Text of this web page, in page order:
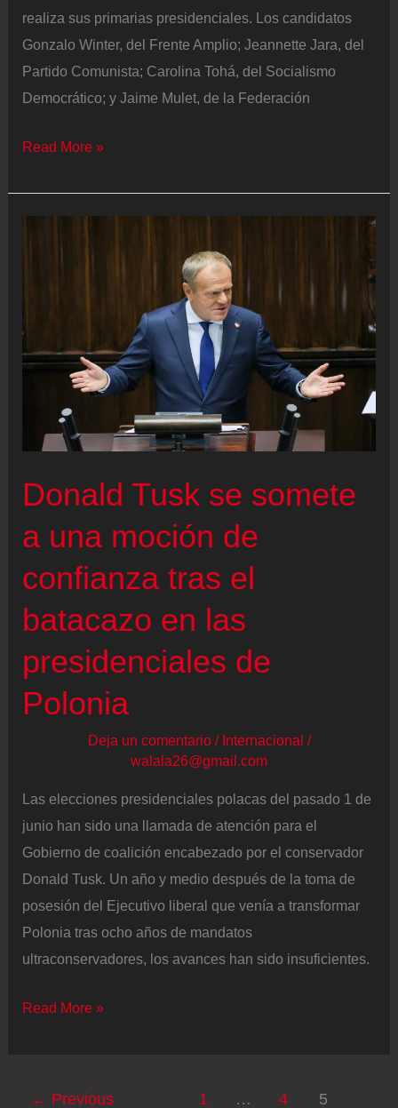
realiza sus primarias presidenciales. Los candidatos
Gonzalo Winter, del Frente Amplio; Jeannette Jara, del
Partido Comunista; Carolina Tohá, del Socialismo
Democrático; y Jaime Mulet, de la Federación
Elecciones
presidenciales
vivo
|
“Tengo
de
el
sector
va
estar
detrás
Read More »
Donald Tusk se somete
a una moción de
confianza tras el
batacazo en las
presidenciales de
Polonia
Deja un comentario / Internacional /
walala26@gmail.com
Las elecciones presidenciales polacas del pasado 1 de
junio han sido una llamada de atención para el
Gobierno de coalición encabezado por el conservador
Donald Tusk. Un año y medio después de la toma de
posesión del Ejecutivo liberal que venía a transformar
Polonia tras ocho años de mandatos
ultraconservadores, los avances han sido insuficientes.
Donald
Read More »
← Previous 1 … 4 5